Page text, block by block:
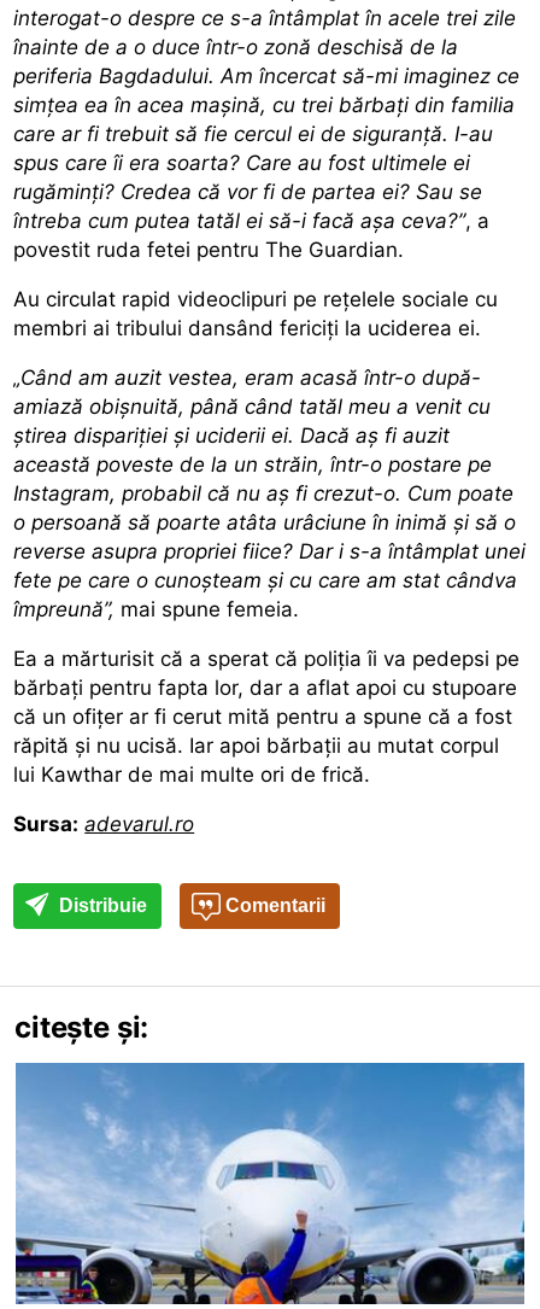
interogat-o despre ce s-a întâmplat în acele trei zile
înainte de a o duce într-o zonă deschisă de la
periferia Bagdadului. Am încercat să-mi imaginez ce
simțea ea în acea mașină, cu trei bărbați din familia
care ar fi trebuit să fie cercul ei de siguranță. I-au
spus care îi era soarta? Care au fost ultimele ei
rugăminți? Credea că vor fi de partea ei? Sau se
întreba cum putea tatăl ei să-i facă așa ceva?”, a
povestit ruda fetei pentru The Guardian.
Au circulat rapid videoclipuri pe rețelele sociale cu
membri ai tribului dansând fericiți la uciderea ei.
„Când am auzit vestea, eram acasă într-o după-
amiază obișnuită, până când tatăl meu a venit cu
știrea dispariției și uciderii ei. Dacă aș fi auzit
această poveste de la un străin, într-o postare pe
Instagram, probabil că nu aș fi crezut-o. Cum poate
o persoană să poarte atâta urâciune în inimă și să o
reverse asupra propriei fiice? Dar i s-a întâmplat unei
fete pe care o cunoșteam și cu care am stat cândva
împreună”, mai spune femeia.
Ea a mărturisit că a sperat că polițiaîi va pedepsi pe
bărbați pentru fapta lor, dar a aflat apoi cu stupoare
că un ofițer ar fi cerut mită pentru a spune că a fost
răpită și nu ucisă. Iar apoi bărbații au mutat corpul
lui Kawthar de mai multe ori de frică.
Sursa: adevarul.ro
Distribuie Comentarii
citește și: